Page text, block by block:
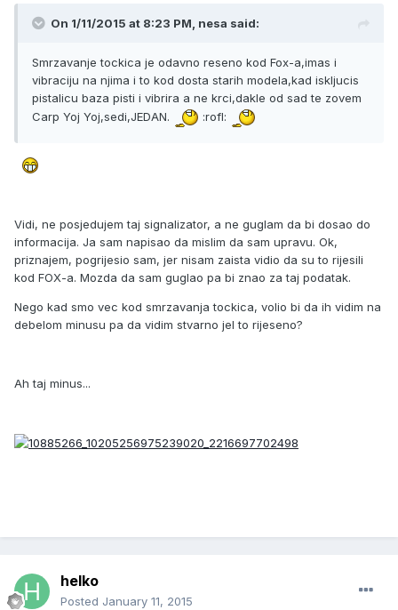
On 1/11/2015 at 8:23 PM, nesa said:
Smrzavanje tockica je odavno reseno kod Fox-a,imas i
vibraciju na njima i to kod dosta starih modela,kad iskljucis
pistalicu baza pisti i vibrira a ne krci,dakle od sad te zovem
Carp Yoj Yoj,sedi,JEDAN.
:rofl:
Vidi, ne posjedujem taj signalizator, a ne guglam da bi dosao do
informacija. Ja sam napisao da mislim da sam upravu. Ok,
priznajem, pogrijesio sam, jer nisam zaista vidio da su to rijesili
kod FOX-a. Mozda da sam guglao pa bi znao za taj podatak.
Nego kad smo vec kod smrzavanja tockica, volio bi da ih vidim na
debelom minusu pa da vidim stvarno jel to rijeseno?
Ah taj minus...
helko
Posted January 11, 2015